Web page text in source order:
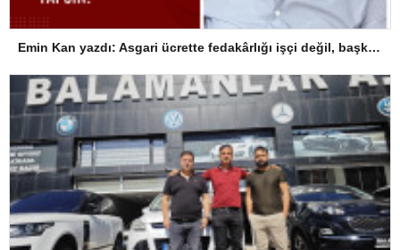
Emin Kan yazdı: Asgari ücrette fedakârlığı işçi değil, başkaları yapsın!